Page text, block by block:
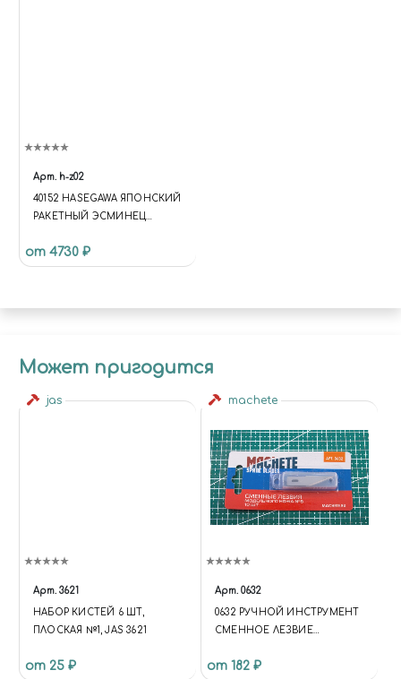
Арт. h-z02
40152 HASEGAWA ЯПОНСКИЙ
РАКЕТНЫЙ ЭСМИНЕЦ
от 4730 ₽
Может пригодится
jas
Арт. 3621
НАБОР КИСТЕЙ 6 ШТ,
ПЛОСКАЯ №1, JAS 3621
от 25 ₽
machete
Арт. 0632
0632 РУЧНОЙ ИНСТРУМЕНТ
СМЕННОЕ ЛЕЗВИЕ
ШТ
от 182 ₽